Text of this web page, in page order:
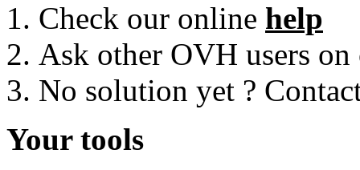
Check our online help
Ask other OVH users
No solution yet ?
Your tools